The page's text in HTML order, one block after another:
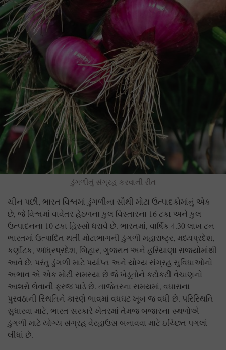
ડુંગળીનું સંગ્રહ કરવાની રીત
ચીન પછી, ભારત વિશ્વમાં ડુંગળીના સૌથી મોટા ઉત્પાદકોમાંનું એક
છે, જે વિશ્વમાં વાવેતર હેઠળના કુલ વિસ્તારના 16 ટકા અને કુલ
ઉત્પાદનના 10 ટકા હિસ્સો ધરાવે છે. ભારતમાં, વાર્ષિક 4.30 લાખ ટન
ભારતમાં ઉત્પાદિત થતી મોટાભાગની ડુંગળી મહારાષ્ટ્ર, મધ્યપ્રદેશ,
કર્ણાટક, આંધ્રપ્રદેશ, બિહાર, ગુજરાત અને હરિયાણા રાજ્યોમાંથી
આવે છે. પરંતુ ડુંગળી માટે પર્યાપ્ત અને યોગ્ય સંગ્રહ સુવિધાઓનો
અભાવ એ એક મોટી સમસ્યા છે જે ખેડૂતોને કટોકટી વેચાણનો
આશરો લેવાની ફરજ પાડે છે. તાજેતરના સમયમાં, વધારાના
પુરવઠાની સ્થિતિને કારણે ભાવમાં વધઘટ ખૂબ જ વધી છે. પરિસ્થિતિ
સુધારવા માટે, ભારત સરકારે ખેતરમાં તેમજ બજારના સ્થળોએ
ડુંગળી માટે યોગ્ય સંગ્રહ વેરહાઉસ બનાવવા માટે ઇચ્છિત પગલાં
લીધાં છે.